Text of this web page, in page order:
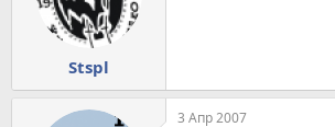
Stspl
3 Апр 2007